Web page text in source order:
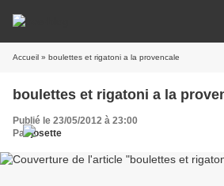
Accueil » boulettes et rigatoni a la provencale
boulettes et rigatoni a la
Publié le 23/05/2012 à 23:00
Parjosette